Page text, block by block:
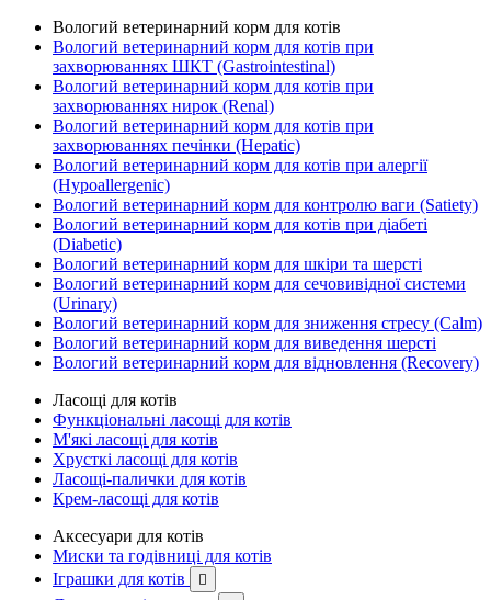
Вологий ветеринарний корм для котів
Вологий ветеринарний корм для котів при
захворюваннях ШКТ (Gastrointestinal)
Вологий ветеринарний корм для котів при
захворюваннях нирок (Renal)
Вологий ветеринарний корм для котів при
захворюваннях печінки (Hepatic)
Вологий ветеринарний корм для котів при алергії
(Hypoallergenic)
Вологий ветеринарний корм для контролю ваги (Satiety)
Вологий ветеринарний корм для котів при діабеті
(Diabetic)
Вологий ветеринарний корм для шкіри та шерсті
Вологий ветеринарний корм для сечовивідної системи
(Urinary)
Вологий ветеринарний корм для зниження стресу (Calm)
Вологий ветеринарний корм для виведення шерсті
Вологий ветеринарний корм для відновлення (Recovery)
Ласощі для котів
Функціональні ласощі для котів
М'які ласощі для котів
Хрусткі ласощі для котів
Ласощі-палички для котів
Крем-ласощі для котів
Аксесуари для котів
Миски та годівниці для котів
Іграшки для котів
